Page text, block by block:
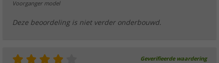
Thule aluminium achterprofiel voor luifel
Voorganger model
Deze beoordeling is niet verder onderbouwd.
Geverifieerde waardering